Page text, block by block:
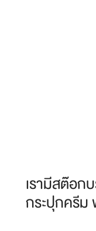
เรามีสต๊อก
กระปุกครีม